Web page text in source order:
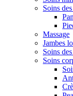
Soins
Massage
Jambes
Soins
Soins